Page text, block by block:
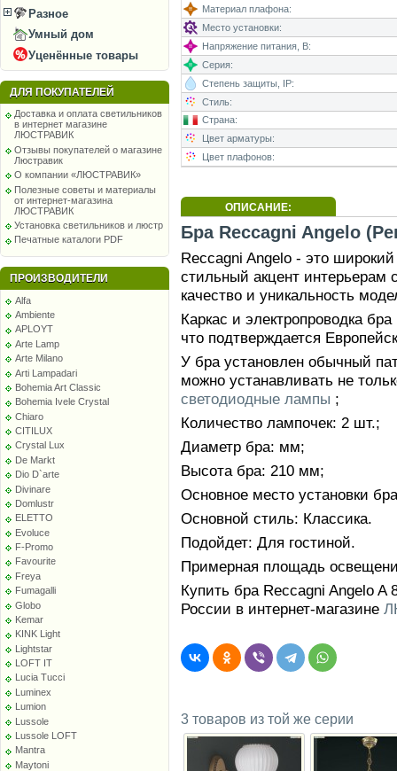
Разное
Умный дом
Уценённые товары
ДЛЯ ПОКУПАТЕЛЕЙ
Доставка и оплата светильников
в интернет магазине
ЛЮСТРАВИК
Отзывы покупателей о магазине
Люстравик
О компании «ЛЮСТРАВИК»
Полезные советы и материалы
от интернет-магазина
ЛЮСТРАВИК
Установка светильников и люстр
Печатные каталоги PDF
ПРОИЗВОДИТЕЛИ
Alfa
Ambiente
APLOYT
Arte Lamp
Arte Milano
Arti Lampadari
Bohemia Art Classic
Bohemia Ivele Crystal
Chiaro
CITILUX
Crystal Lux
De Markt
Dio D`arte
Divinare
Domlustr
ELETTO
Evoluce
F-Promo
Favourite
Freya
Fumagalli
Globo
Kemar
KINK Light
Lightstar
LOFT IT
Lucia Tucci
Luminex
Lumion
Lussole
Lussole LOFT
Mantra
Maytoni
Материал плафона:
Место установки:
Напряжение питания, В:
Серия:
Степень защиты, IP:
Стиль:
Страна:
Цвет арматуры:
Цвет плафонов:
ОПИСАНИЕ:
Бра Reccagni Angelo
Reccagni Angelo - это
стильный акцент
качество и уникальность
Каркас и электропроводка
что подтверждается
У бра установлен обычный
можно устанавливать не
светодиодные лампы ;
Количество лампочек: 2 шт.;
Диаметр бра: мм;
Высота бра: 210 мм;
Основное место установки
Основной стиль: Классика.
Подойдет: Для гостиной.
Примерная площадь
Купить бра Reccagni Angelo A
России в интернет-магазине
3 товаров из той же серии